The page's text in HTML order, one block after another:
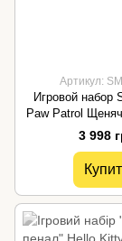
Артикул:
Игровой набор
Paw Patrol
Большая
станция
3 998